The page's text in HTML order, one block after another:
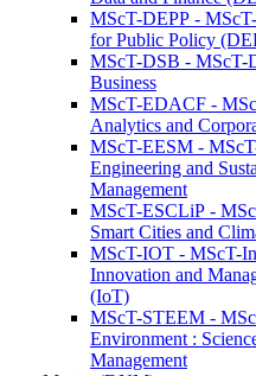
MScT-DEPP -
for Public Policy
MScT-DSB - MScT-
Business
MScT-EDACF -
Analytics and
MScT-EESM -
Engineering and
Management
MScT-ESCLiP -
Smart Cities and
MScT-IOT - MScT-
Innovation and
(IoT)
MScT-STEEM -
Environment :
Management